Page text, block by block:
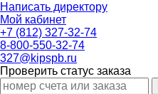
Написать директору
Мой кабинет
+7 (812) 327-32-74
8-800-550-32-74
327@kipspb.ru
Проверить статус заказа